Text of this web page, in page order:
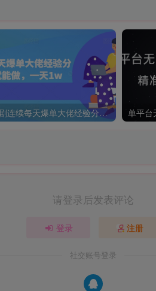
短剧连续每天爆单大佬经验分享，0粉就能做，一天1w
请登录后发表评论
登录 注册
社交账号登录